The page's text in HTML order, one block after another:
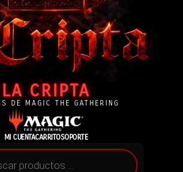
LA CRIPTA
DE MAGIC THE GATHERING
MI CUENTACARRITOSOPORTE